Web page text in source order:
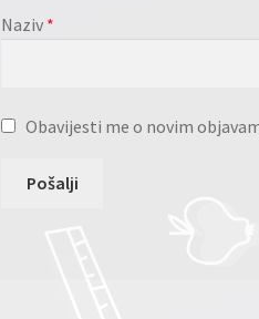
Naziv *
Obavijesti me o novim